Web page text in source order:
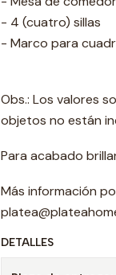
- 4 (cuatro) sillas
- Marco para
Obs.: Los valores
objetos no están
Para acabado
Más información
DETALLES